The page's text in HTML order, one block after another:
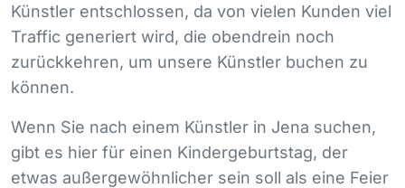
Künstler entschlossen, da von vielen Kunden viel
Traffic generiert wird, die obendrein noch
zurückkehren, um unsere Künstler buchen zu
können.
Wenn Sie nach einem Künstler in Jena suchen,
gibt es hier für einen Kindergeburtstag, der
etwas außergewöhnlicher sein soll als eine Feier